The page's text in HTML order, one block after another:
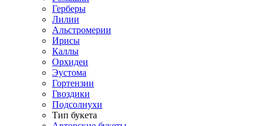
Герберы
Лилии
Альстромерии
Ирисы
Каллы
Орхидеи
Эустома
Гортензии
Гвоздики
Подсолнухи
Тип букета